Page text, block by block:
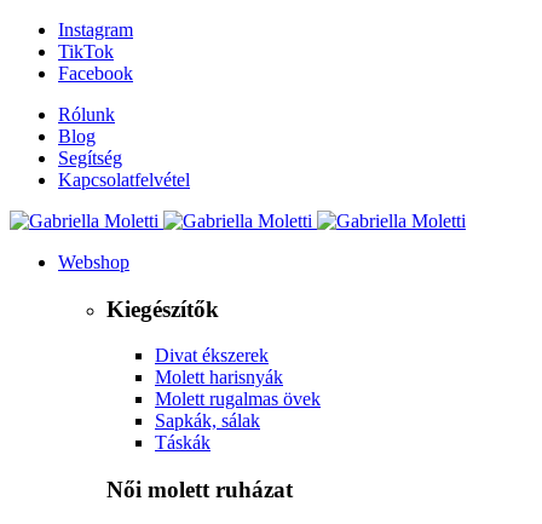
Instagram
TikTok
Facebook
Rólunk
Blog
Segítség
Kapcsolatfelvétel
Webshop
Kiegészítők
Divat ékszerek
Molett harisnyák
Molett rugalmas övek
Sapkák, sálak
Táskák
Női molett ruházat